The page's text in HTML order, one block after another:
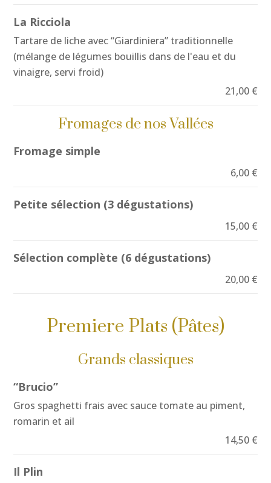
La Ricciola
Tartare de liche avec “Giardiniera” traditionnelle
(mélange de légumes bouillis dans de l'eau et du
vinaigre, servi froid)
21,00 €
Fromages de nos Vallées
Fromage simple
6,00 €
Petite sélection (3 dégustations)
15,00 €
Sélection complète (6 dégustations)
20,00 €
Premiere Plats (Pâtes)
Grands classiques
“Brucio”
Gros spaghetti frais avec sauce tomate au piment,
romarin et ail
14,50 €
Il Plin